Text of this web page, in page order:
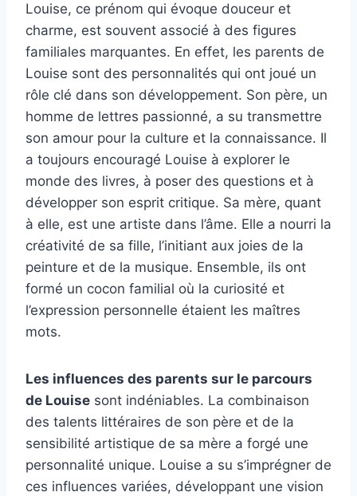
Louise, ce prénom qui évoque douceur et
charme, est souvent associé à des figures
familiales marquantes. En effet, les parents de
Louise sont des personnalités qui ont joué un
rôle clé dans son développement. Son père, un
homme de lettres passionné, a su transmettre
son amour pour la culture et la connaissance. Il
a toujours encouragé Louise à explorer le
monde des livres, à poser des questions et à
développer son esprit critique. Sa mère, quant
à elle, est une artiste dans l’âme. Elle a nourri la
créativité de sa fille, l’initiant aux joies de la
peinture et de la musique. Ensemble, ils ont
formé un cocon familial où la curiosité et
l’expression personnelle étaient les maîtres
mots.
Les influences des parents sur le parcours
de Louise sont indéniables. La combinaison
des talents littéraires de son père et de la
sensibilité artistique de sa mère a forgé une
personnalité unique. Louise a su s’imprégner de
ces influences variées, développant une vision